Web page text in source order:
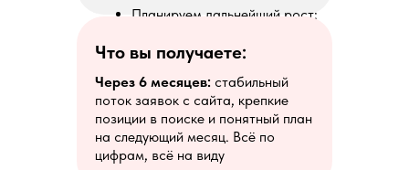
Планируем дальнейший рост:
темы и запросы подключать
Через 6 месяцев: стабильный
поток заявок с сайта, крепкие
позиции в поиске и понятный план
на следующий месяц. Всё по
цифрам, всё на виду
Что вы получаете: